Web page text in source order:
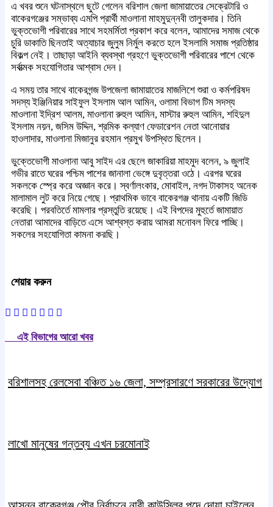
এ খবর শুনে ঘটনাস্থলে ছুটে গেলেন বরিশাল জেলা জামায়াতের সেক্রেটারি ও
বাকেরগঞ্জের সম্ভাব্য এমপি প্রার্থী মাওলানা মাহমুদুন্নবী তালুকদার। তিনি
ভুক্তভোগী পরিবারের সাথে সহমর্মিতা প্রকাশ করে বলেন, আমাদের সমাজ থেকে
চুরি ডাকাতি ছিনতাই অত্যাচার জুলুম নির্মুল করতে হলে ইসলামি সমাজ প্রতিষ্ঠার
বিকল্প নেই। তাছাড়া আইনি ব্যবস্থা গ্রহণে ভুক্তভোগী পরিবারের পাশে থেকে
সর্বাত্মক সহযোগিতার আশ্বাস দেন।
এ সময় তার সাথে বাকেরগন্জ উপজেলা জামায়াতের মাজলিশে শুরা ও কর্মপরিষদ
সদস্য ইঞ্জিনিয়ার সাইফুল ইসলাম আল আমিন, ওলামা বিভাগ টিম সদস্য
মাওলানা ইদ্রিশ আলম, মাওলানা রুহুল আমিন, মাস্টার রুহুল আমিন, শহিদুল
ইসলাম নয়ন, জসিম উদ্দিন, শ্রমিক কল্যাণ ফেডারেশন নেতা আনোয়ার
হাওলাদার, মাওলানা মিজানুর রহমান প্রমুখ উপস্থিত ছিলেন।
ভুক্তেভোগী মাওলানা আবু সাইদ এর ছেলে জাকারিয়া মাহমুদ বলেন, ৯ জুলাই
গভীর রাতে ঘরের পশ্চিম পাশের জানালা ভেঙ্গে দুবৃত্তরা ওঠে। এরপর ঘরের
সকলকে স্প্রে করে অজ্ঞান করে। স্বর্ণালংকার, মোবাইল, নগদ টাকাসহ অনেক
মালামাল লুট করে নিয়ে গেছে। প্রাথমিক ভাবে বাকেরগঞ্জ থানায় একটি জিডি
করেছি। পরবতির্তে মামলার প্রস্তুতি রয়েছে। এই বিপদের মুহুর্তে জামায়াত
নেতারা আমাদের বাড়িতে এসে আশ্বস্ত করায় আমরা মনোবল ফিরে পাচ্ছি।
সকলের সহযোগিতা কামনা করছি।
শেয়ার করুন
এই বিভাগের আরো খবর
বরিশালসহ রেলসেবা বঞ্চিত ১৬ জেলা, সম্প্রসারণে সরকারের উদ্যোগ
লাখো মানুষের গন্তব্য এখন চরমোনাই